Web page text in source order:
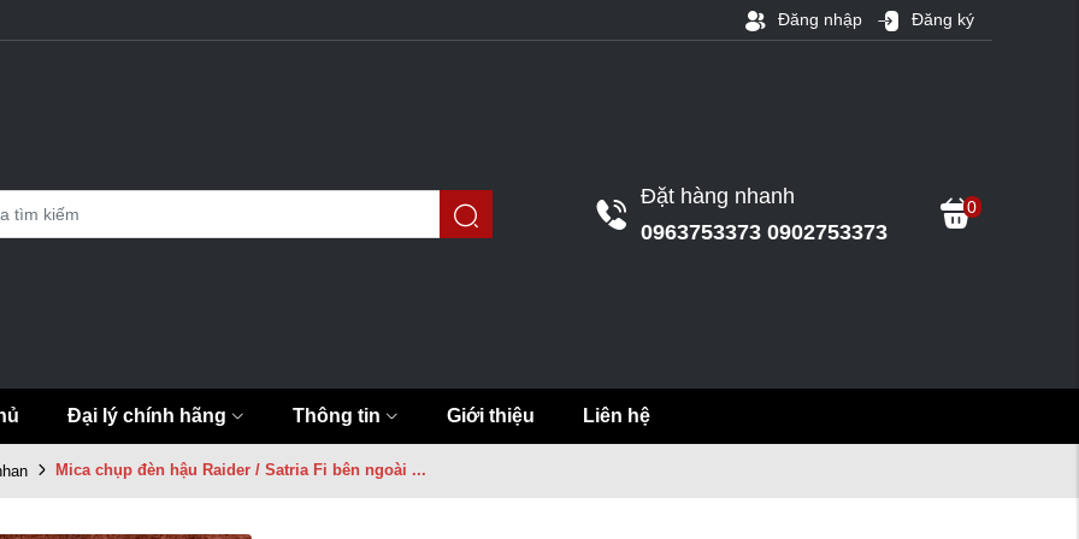
Đăng nhập Đăng ký
Đặt hàng nhanh
0963753373 0902753373
0
Đại lý chính hãng Thông tin Giới thiệu Liên hệ
Mica chụp đèn hậu Raider / Satria Fi bên ngoài ...